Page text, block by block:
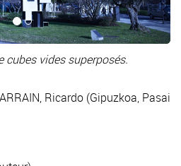
vides superposés.
Ricardo (Gipuzkoa, Pasai